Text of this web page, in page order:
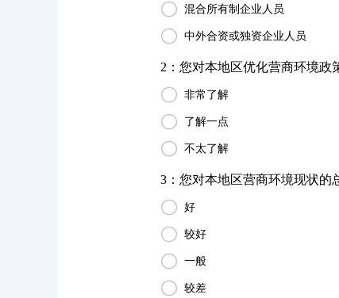
 混合所有制企业人员
 中外合资或独资企业人员
2：您对本地区优化营商环境政
 非常了解
 了解一点
 不太了解
3：您对本地区营商环境现状的
 好
 较好
 一般
 较差